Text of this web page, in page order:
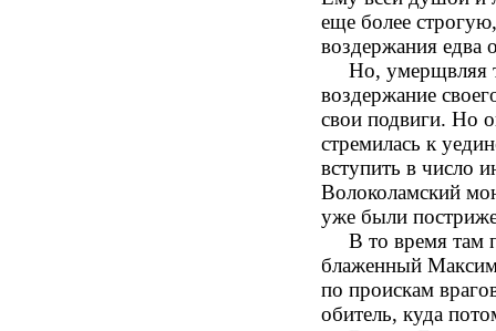
еще более
воздержания едва
Но, умерщвляя
воздержание
свои подвиги. Но
стремилась к
вступить в число
Волоколамский
уже были
В то время там
блаженный
по проискам
обитель, куда